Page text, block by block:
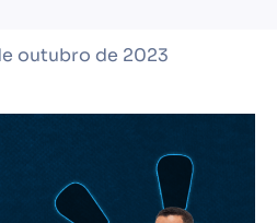
outubro de 2023